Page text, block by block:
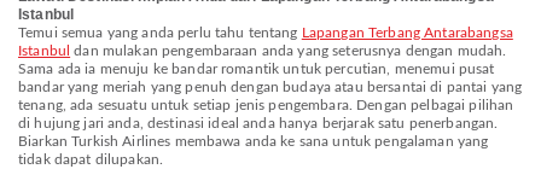
Istanbul
Temui semua yang anda perlu tahu tentang Lapangan Terbang Antarabangsa
Istanbul dan mulakan pengembaraan anda yang seterusnya dengan mudah.
Sama ada ia menuju ke bandar romantik untuk percutian, menemui pusat
bandar yang meriah yang penuh dengan budaya atau bersantai di pantai yang
tenang, ada sesuatu untuk setiap jenis pengembara. Dengan pelbagai pilihan
di hujung jari anda, destinasi ideal anda hanya berjarak satu penerbangan.
Biarkan Turkish Airlines membawa anda ke sana untuk pengalaman yang
tidak dapat dilupakan.